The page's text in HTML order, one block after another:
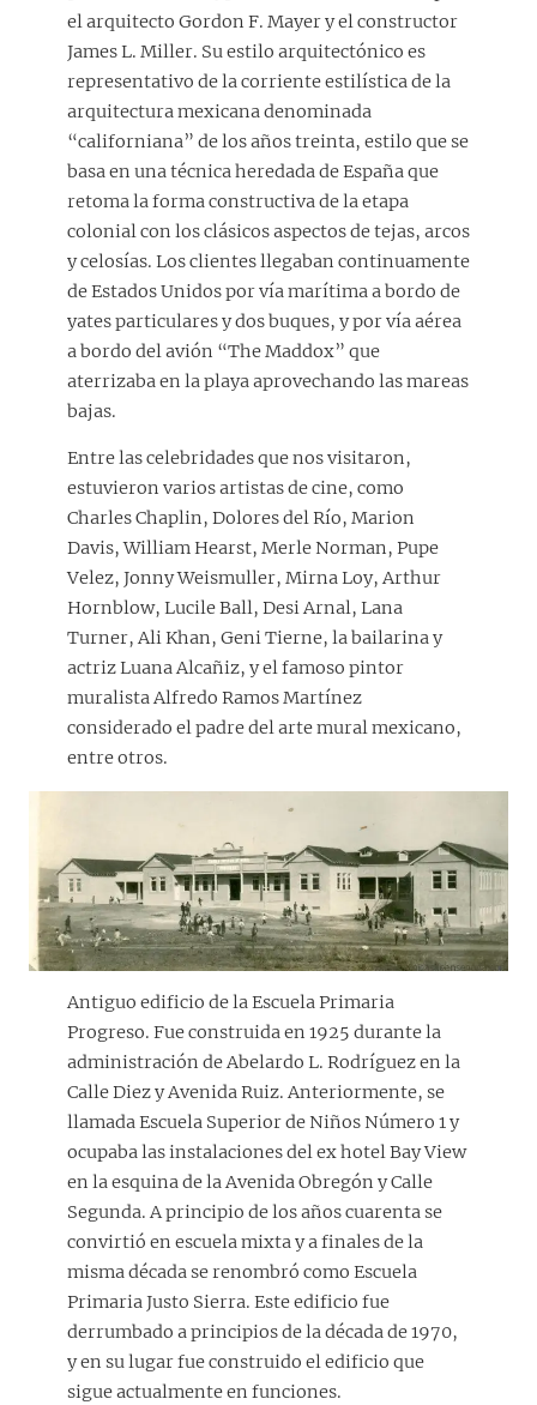
el arquitecto Gordon F. Mayer y el constructor
James L. Miller. Su estilo arquitectónico es
representativo de la corriente estilística de la
arquitectura mexicana denominada
“californiana” de los años treinta, estilo que se
basa en una técnica heredada de España que
retoma la forma constructiva de la etapa
colonial con los clásicos aspectos de tejas, arcos
y celosías. Los clientes llegaban continuamente
de Estados Unidos por vía marítima a bordo de
yates particulares y dos buques, y por vía aérea
a bordo del avión “The Maddox” que
aterrizaba en la playa aprovechando las mareas
bajas.
Entre las celebridades que nos visitaron,
estuvieron varios artistas de cine, como
Charles Chaplin, Dolores del Río, Marion
Davis, William Hearst, Merle Norman, Pupe
Velez, Jonny Weismuller, Mirna Loy, Arthur
Hornblow, Lucile Ball, Desi Arnal, Lana
Turner, Ali Khan, Geni Tierne, la bailarina y
actriz Luana Alcañiz, y el famoso pintor
muralista Alfredo Ramos Martínez
considerado el padre del arte mural mexicano,
entre otros.
Antiguo edificio de la Escuela Primaria
Progreso. Fue construida en 1925 durante la
administración de Abelardo L. Rodríguez en la
Calle Diez y Avenida Ruiz. Anteriormente, se
llamada Escuela Superior de Niños Número 1 y
ocupaba las instalaciones del ex hotel Bay View
en la esquina de la Avenida Obregón y Calle
Segunda. A principio de los años cuarenta se
convirtió en escuela mixta y a finales de la
misma década se renombró como Escuela
Primaria Justo Sierra. Este edificio fue
derrumbado a principios de la década de 1970,
y en su lugar fue construido el edificio que
sigue actualmente en funciones.